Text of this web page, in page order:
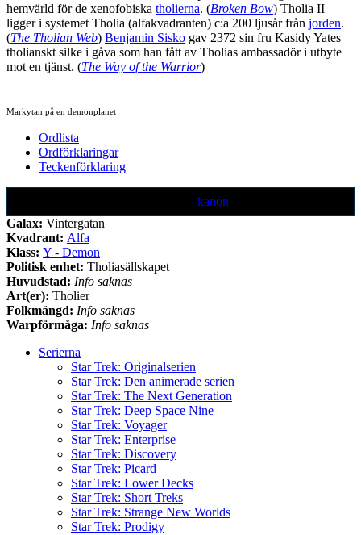
hemvärld för de xenofobiska tholierna. (Broken Bow) Tholia II
ligger i systemet Tholia (alfakvadranten) c:a 200 ljusår från jorden.
(The Tholian Web) Benjamin Sisko gav 2372 sin fru Kasidy Yates
tholianskt silke i gåva som han fått av Tholias ambassadör i utbyte
mot en tjänst. (The Way of the Warrior)
Markytan på en demonplanet
Ordlista
Ordförklaringar
Teckenförklaring
kanon
Galax: Vintergatan
Kvadrant: Alfa
Klass: Y - Demon
Politisk enhet: Tholiasällskapet
Huvudstad: Info saknas
Art(er): Tholier
Folkmängd: Info saknas
Warpförmåga: Info saknas
Serierna
Star Trek: Originalserien
Star Trek: Den animerade serien
Star Trek: The Next Generation
Star Trek: Deep Space Nine
Star Trek: Voyager
Star Trek: Enterprise
Star Trek: Discovery
Star Trek: Picard
Star Trek: Lower Decks
Star Trek: Short Treks
Star Trek: Strange New Worlds
Star Trek: Prodigy